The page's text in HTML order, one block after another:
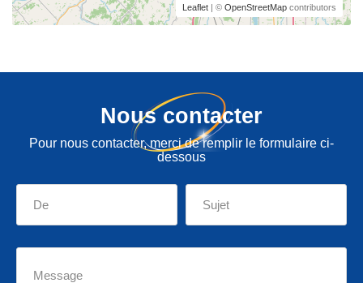
Leaflet | © OpenStreetMap contributors
Nous contacter
Pour nous contacter, merci de remplir le formulaire ci-
dessous